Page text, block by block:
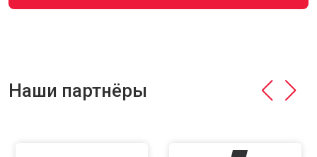
Наши партнёры